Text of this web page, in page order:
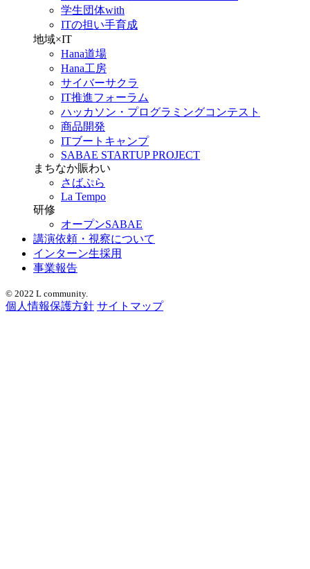
学生団体with
ITの担い手育成
地域×IT
Hana道場
Hana工房
サイバーサクラ
IT推進フォーラム
ハッカソン・プログラミングコンテスト
商品開発
ITブートキャンプ
SABAE STARTUP PROJECT
まちなか賑わい
さばぷら
La Tempo
研修
オープンSABAE
講演依頼・視察について
インターン生採用
事業報告
© 2022 L community.
個人情報保護方針 サイトマップ